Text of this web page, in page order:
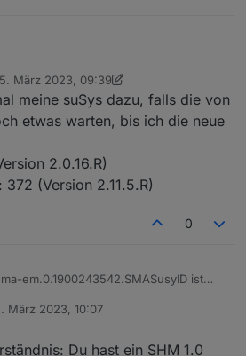
gut sein, dass die o.g. Meldung
device kommt. Würdest Du mir bitte
ID (findest Du in den Objekten) und die
Deines SMA Energy
Meter 1 ?) mitteilen, dann baue
eine passende info geloggt wird.
März 2023, 09:39
von Sneak-L8
meine suSys dazu, falls die von
etwas warten, bis ich die neue
2.0.16.R)
(Version 2.11.5.R)
0
war gestern um
Normal aktualisiert
März 2023, 10:07
von
Du hast ein SHM 1.0